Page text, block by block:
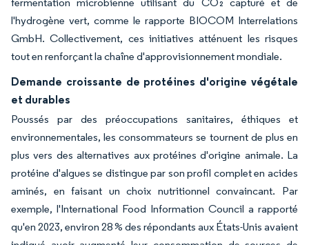
l'hydrogène vert, comme le rapporte BIOCOM Interrelations
GmbH. Collectivement, ces initiatives atténuent les risques
tout en renforçant la chaîne d'approvisionnement mondiale.
Demande croissante de protéines d'origine végétale
et durables
Poussés par des préoccupations sanitaires, éthiques et
environnementales, les consommateurs se tournent de plus en
plus vers des alternatives aux protéines d'origine animale. La
protéine d'algues se distingue par son profil complet en acides
aminés, en faisant un choix nutritionnel convaincant. Par
exemple, l'International Food Information Council a rapporté
qu'en 2023, environ 28 % des répondants aux États-Unis avaient